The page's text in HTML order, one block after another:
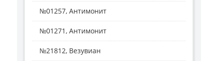
№01257, Антимонит
№01271, Антимонит
№21812, Везувиан